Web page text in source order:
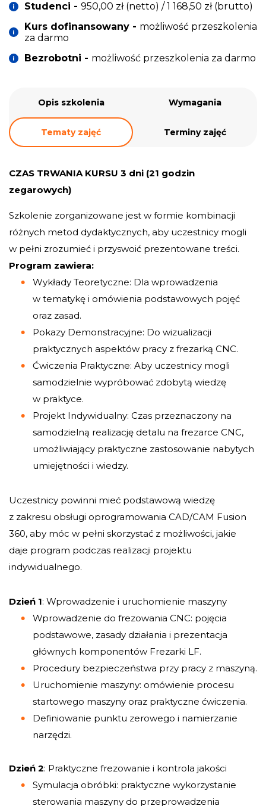
Studenci - 950,00 zł(netto) / 1 168,50 zł(brutto)
Kurs dofinansowany - możliwość przeszkolenia
za darmo
Bezrobotni - możliwość przeszkolenia za darmo
Opis szkolenia Wymagania
Tematy zajęć Terminy zajęć
CZAS TRWANIA KURSU 3 dni (21 godzin
zegarowych)
Szkolenie zorganizowane jest w formie kombinacji
różnych metod dydaktycznych, aby uczestnicy mogli
w pełni zrozumieć i przyswoić prezentowane treści.
Program zawiera:
Wykłady Teoretyczne: Dla wprowadzenia
w tematykę i omówienia podstawowych pojęć
oraz zasad.
Pokazy Demonstracyjne: Do wizualizacji
praktycznych aspektów pracy z frezarką CNC.
Ćwiczenia Praktyczne: Aby uczestnicy mogli
samodzielnie wypróbować zdobytą wiedzę
w praktyce.
Projekt Indywidualny: Czas przeznaczony na
samodzielną realizację detalu na frezarce CNC,
umożliwiający praktyczne zastosowanie nabytych
umiejętności i wiedzy.
Uczestnicy powinni mieć podstawową wiedzę
z zakresu obsługi oprogramowania CAD/CAM Fusion
360, aby móc w pełni skorzystać z możliwości, jakie
daje program podczas realizacji projektu
indywidualnego.
Dzień 1: Wprowadzenie i uruchomienie maszyny
Wprowadzenie do frezowania CNC: pojęcia
podstawowe, zasady działania i prezentacja
głównych komponentów Frezarki LF.
Procedury bezpieczeństwa przy pracy z maszyną.
Uruchomienie maszyny: omówienie procesu
startowego maszyny oraz praktyczne ćwiczenia.
Definiowanie punktu zerowego i namierzanie
narzędzi.
Dzień 2: Praktyczne frezowanie i kontrola jakości
Symulacja obróbki: praktyczne wykorzystanie
sterowania maszyny do przeprowadzenia